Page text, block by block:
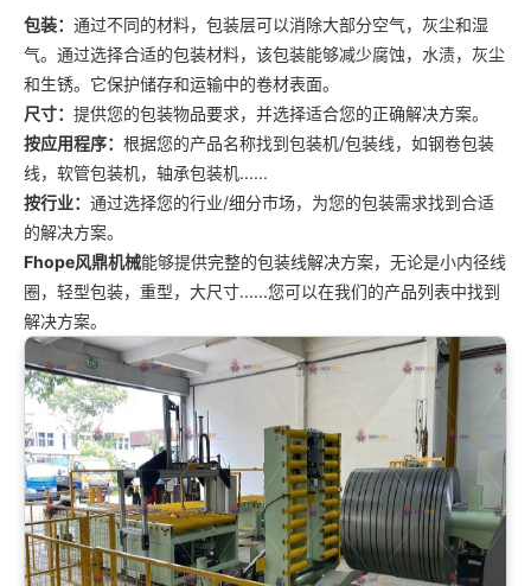
包装： 通过不同的材料，包装层可以消除大部分空气，灰尘和湿
气。通过选择合适的包装材料，该包装能够减少腐蚀，水渍，灰尘
和生锈。它保护储存和运输中的卷材表面。
尺寸： 提供您的包装物品要求，并选择适合您的正确解决方案。
按应用程序： 根据您的产品名称找到包装机/包装线，如钢卷包装
线，软管包装机，轴承包装机......
按行业： 通过选择您的行业/细分市场，为您的包装需求找到合适
的解决方案。
Fhope风鼎机械能够提供完整的包装线解决方案，无论是小内径线
圈，轻型包装，重型，大尺寸......您可以在我们的产品列表中找到
解决方案。